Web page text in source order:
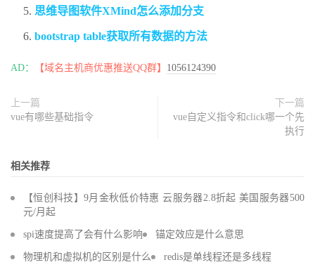
思维导图软件XMind怎么添加分支
bootstrap table获取所有数据的方法
AD： 【域名主机商优惠推送QQ群】 1056124390
上一篇
vue有哪些基础指令
下一篇
vue自定义指令和click哪一个先
执行
相关推荐
【恒创科技】9月金秋低价特惠 云服务器2.8折起 美国服务器500
元/月起
spi速度提高了会有什么影响 锚定效应是什么意思
物理机和虚拟机的区别是什么 redis是单线程还是多线程